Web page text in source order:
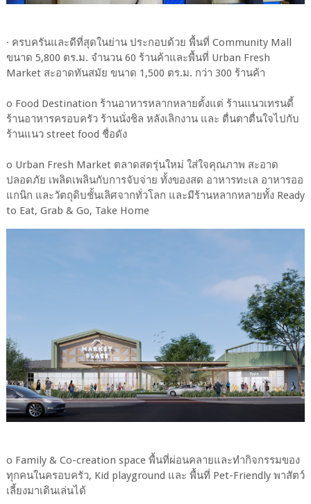
· ครบครันและดีที่สุดในย่าน ประกอบด้วย พื้นที่ Community Mall
ขนาด 5,800 ตร.ม. จำนวน 60 ร้านค้าและพื้นที่ Urban Fresh
Market สะอาดทันสมัย ขนาด 1,500 ตร.ม. กว่า 300 ร้านค้า
o Food Destination ร้านอาหารหลากหลายตั้งแต่ ร้านแนวเทรนดี้
ร้านอาหารครอบครัว ร้านนั่งชิล หลังเลิกงาน และ ตื่นตาตื่นใจไปกับ
ร้านแนว street food ชื่อดัง
o Urban Fresh Market ตลาดสดรุ่นใหม่ ใส่ใจคุณภาพ สะอาด
ปลอดภัย เพลิดเพลินกับการจับจ่าย ทั้งของสด อาหารทะเล อาหารออ
แกนิก และวัตถุดิบชั้นเลิศจากทั่วโลก และมีร้านหลากหลายทั้ง Ready
to Eat, Grab & Go, Take Home
o Family & Co-creation space พื้นที่ผ่อนคลายและทำกิจกรรมของ
ทุกคนในครอบครัว, Kid playground และ พื้นที่ Pet-Friendly พาสัตว์
เลี้ยงมาเดินเล่นได้